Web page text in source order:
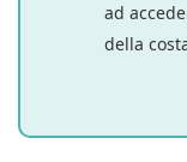
ad
della